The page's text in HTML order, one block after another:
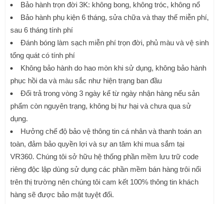
Bảo hành trọn đời 3K: không bong, không tróc, không nổ
Bảo hành phụ kiện 6 tháng, sửa chữa và thay thế miễn phí,
sau 6 tháng tính phí
Đánh bóng làm sạch miễn phí trọn đời, phủ màu và vệ sinh
tổng quát có tính phí
Không bảo hành do hao mòn khi sử dụng, không bảo hành
phục hồi da và màu sắc như hiện trạng ban đầu
Đổi trả trong vòng 3 ngày kể từ ngày nhận hàng nếu sản
phẩm còn nguyên trạng, không bị hư hại và chưa qua sử
dụng.
Hưởng chế độ bảo vệ thông tin cá nhân và thanh toán an
toàn, đảm bảo quyền lợi và sự an tâm khi mua sắm tại
VR360. Chúng tôi sở hữu hệ thống phần mềm lưu trữ code
riêng độc lập dùng sử dụng các phần mềm bán hàng trôi nổi
trên thị trường nên chúng tôi cam kết 100% thông tin khách
hàng sẽ được bảo mật tuyệt đối.